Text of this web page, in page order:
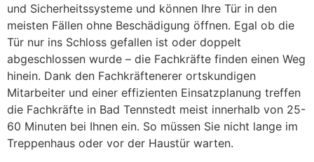
und Sicherheitssysteme und können Ihre Tür in den
meisten Fällen ohne Beschädigung öffnen. Egal ob die
Tür nur ins Schloss gefallen ist oder doppelt
abgeschlossen wurde – die Fachkräfte finden einen Weg
hinein. Dank den Fachkräftenerer ortskundigen
Mitarbeiter und einer effizienten Einsatzplanung treffen
die Fachkräfte in Bad Tennstedt meist innerhalb von 25-
60 Minuten bei Ihnen ein. So müssen Sie nicht lange im
Treppenhaus oder vor der Haustür warten.